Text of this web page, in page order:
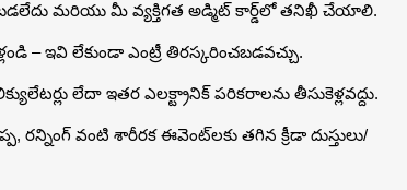
మరియు మీ వ్యక్తిగత అడ్మిట్ కార్డ్‌లో తనిఖీ చేయాలి.
– ఇవి లేకుండా ఎంట్రీ తిరస్కరించబడవచ్చు.
లేదా ఇతర ఎలక్ట్రానిక్ పరికరాలను తీసుకెళ్లవద్దు.
రన్నింగ్ వంటి శారీరక ఈవెంట్‌లకు తగిన క్రీడా దుస్తులు/